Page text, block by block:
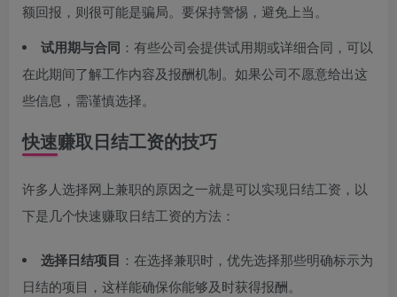
额回报，则很可能是骗局。要保持警惕，避免上当。
试用期与合同 ：有些公司会提供试用期或详细合同，可以
在此期间了解工作内容及报酬机制。如果公司不愿意给出这
些信息，需谨慎选择。
快速赚取日结工资的技巧
许多人选择网上兼职的原因之一就是可以实现日结工资，以
下是几个快速赚取日结工资的方法：
选择日结项目 ：在选择兼职时，优先选择那些明确标示为
日结的项目，这样能确保你能够及时获得报酬。